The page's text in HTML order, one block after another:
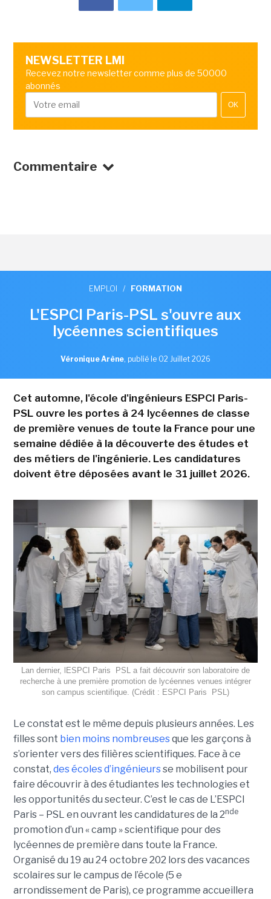
NEWSLETTER LMI
Recevez notre newsletter comme plus de 50000
abonnés
OK
Commentaire
EMPLOI / FORMATION
L'ESPCI Paris-PSL s'ouvre aux
lycéennes scientifiques
Véronique Arène, publié le 02 Juillet 2026
Cet automne, l'école d'ingénieurs ESPCI Paris-
PSL ouvre les portes à 24 lycéennes de classe
de première venues de toute la France pour une
semaine dédiée à la découverte des études et
des métiers de l'ingénierie. Les candidatures
doivent être déposées avant le 31 juillet 2026.
Lan dernier, lESPCI Paris  PSL a fait découvrir son laboratoire de
recherche à une première promotion de lycéennes venues intégrer
son campus scientifique. (Crédit : ESPCI Paris  PSL)
Le constat est le même depuis plusieurs années. Les
filles sont bien moins nombreusesque les garçons à
s’orienter vers des filières scientifiques. Face à ce
constat, des écoles d’ingénieursse mobilisent pour
faire découvrir à des étudiantes les technologies et
les opportunités du secteur. C’est le cas de L’ESPCI
Paris – PSL en ouvrant les candidatures de la 2nde
promotion d’un « camp » scientifique pour des
lycéennes de première dans toute la France.
Organisé du 19 au 24 octobre 202 lors des vacances
scolaires sur le campus de l’école (5 e
arrondissement de Paris), ce programme accueillera